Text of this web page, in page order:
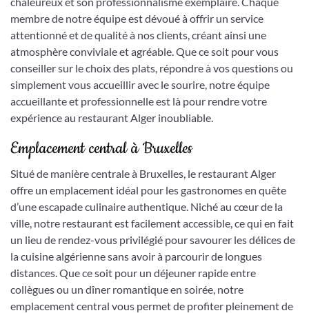
membre de notre équipe est dévoué à offrir un service
attentionné et de qualité à nos clients, créant ainsi une
atmosphère conviviale et agréable. Que ce soit pour vous
conseiller sur le choix des plats, répondre à vos questions ou
simplement vous accueillir avec le sourire, notre équipe
accueillante et professionnelle est là pour rendre votre
expérience au restaurant Alger inoubliable.
Emplacement central à Bruxelles
Situé de manière centrale à Bruxelles, le restaurant Alger
offre un emplacement idéal pour les gastronomes en quête
d’une escapade culinaire authentique. Niché au cœur de la
ville, notre restaurant est facilement accessible, ce qui en fait
un lieu de rendez-vous privilégié pour savourer les délices de
la cuisine algérienne sans avoir à parcourir de longues
distances. Que ce soit pour un déjeuner rapide entre
collègues ou un dîner romantique en soirée, notre
emplacement central vous permet de profiter pleinement de